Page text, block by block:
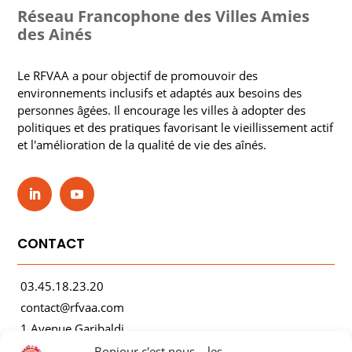
Réseau Francophone des Villes Amies
des Ainés
Le RFVAA a pour objectif de promouvoir des
environnements inclusifs et adaptés aux besoins des
personnes âgées. Il encourage les villes à adopter des
politiques et des pratiques favorisant le vieillissement actif
et l'amélioration de la qualité de vie des aînés.
CONTACT
03.45.18.23.20
contact@rfvaa.com
1 Avenue Garibaldi